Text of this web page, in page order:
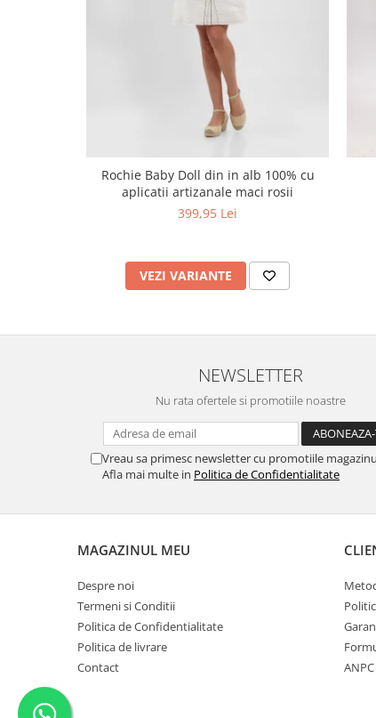
Rochie Baby Doll din in alb 100% cu
aplicatii artizanale maci rosii
399,95 Lei
VEZI VARIANTE
NEWSLETTER
Nu rata ofertele si promotiile noastre
Vreau sa primesc newsletter cu promotiile
Afla mai multe in Politica de Confidentialitate
MAGAZINUL MEU
Despre noi
Termeni si Conditii
Politica de Confidentialitate
Politica de livrare
Contact
ANPC